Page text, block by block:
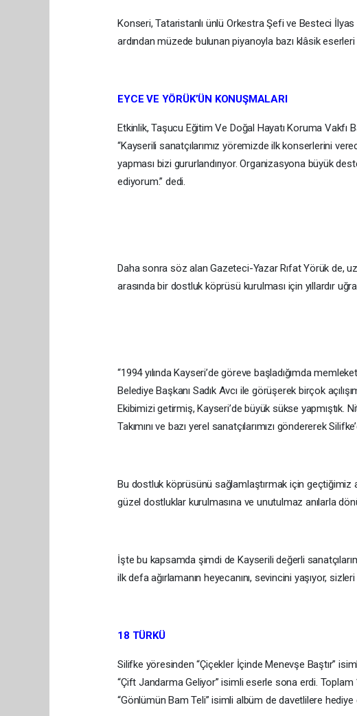
Konseri, Tataristanlı ünlü Orkestra Şefi ve Besteci
ardından müzede bulunan piyanoyla bazı klâsik eserleri
EYCE VE YÖRÜK’ÜN KONUŞMALARI
Etkinlik, Taşucu Eğitim Ve Doğal Hayatı Koruma Vakfı
“Kayserili sanatçılarımız yöremizde ilk konserlerini
yapması bizi gururlandırıyor. Organizasyona büyük
ediyorum.” dedi.
Daha sonra söz alan Gazeteci-Yazar Rıfat Yörük de,
arasında bir dostluk köprüsü kurulması için yıllardır
“1994 yılında Kayseri’de göreve başladığımda
Belediye Başkanı Sadık Avcı ile görüşerek birçok
Ekibimizi getirmiş, Kayseri’de büyük sükse yapmıştık.
Takımını ve bazı yerel sanatçılarımızı göndererek
Bu dostluk köprüsünü sağlamlaştırmak için geçtiğimiz
güzel dostluklar kurulmasına ve unutulmaz anılarla
İşte bu kapsamda şimdi de Kayserili değerli
ilk defa ağırlamanın heyecanını, sevincini yaşıyor,
18 TÜRKÜ
Silifke yöresinden “Çiçekler İçinde Menevşe Baştır”
“Çift Jandarma Geliyor” isimli eserle sona erdi.
“Gönlümün Bam Teli” isimli albüm de davetlilere hediye